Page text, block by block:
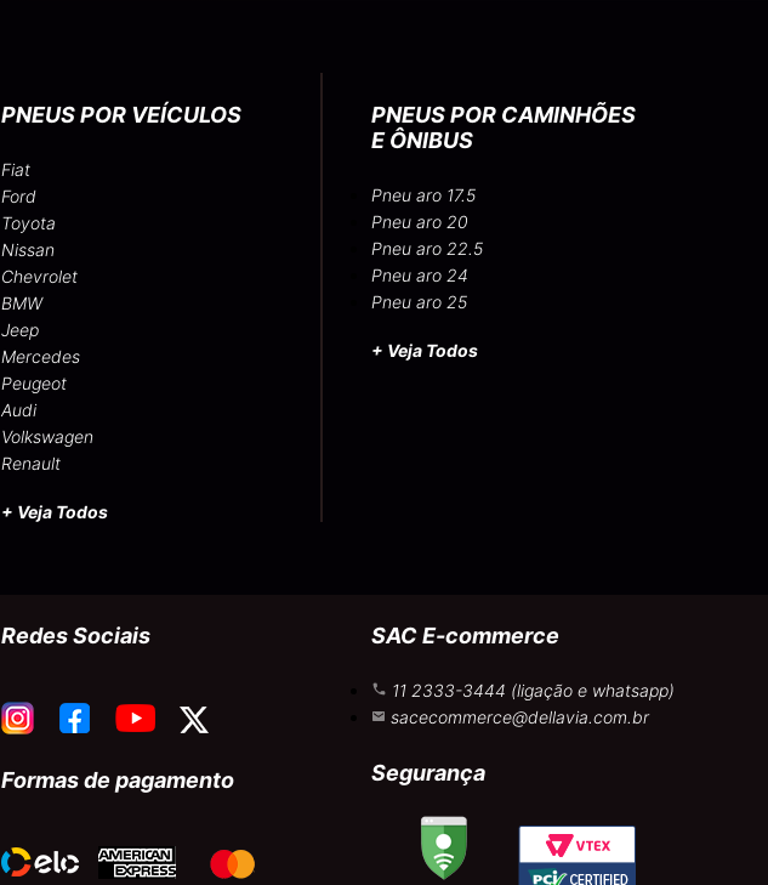
PNEUS POR VEÍCULOS
Fiat
Ford
Toyota
Nissan
Chevrolet
BMW
Jeep
Mercedes
Peugeot
Audi
Volkswagen
Renault
+ Veja Todos
PNEUS POR CAMINHÕES
E ÔNIBUS
Pneu aro 17.5
Pneu aro 20
Pneu aro 22.5
Pneu aro 24
Pneu aro 25
+ Veja Todos
Redes Sociais
Formas de pagamento
SAC E-commerce
11 2333-3444 (ligação e whatsapp)
sacecommerce@dellavia.com.br
Segurança